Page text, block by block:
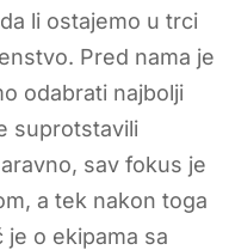
li ostajemo u trci
Pred nama je
odabrati najbolji
suprotstavili
sav fokus je
a tek nakon toga
je o ekipama sa